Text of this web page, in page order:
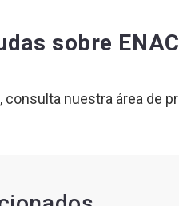
sobre
consulta nuestra área de